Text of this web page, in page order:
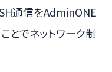
通信をAdminONE
とでネットワーク制